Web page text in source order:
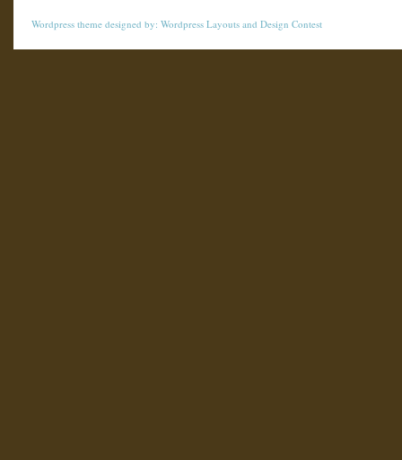
Wordpress theme designed by: Wordpress Layouts and Design Contest